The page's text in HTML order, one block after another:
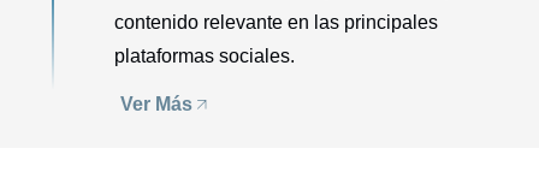
contenido relevante en las principales
plataformas sociales.
Ver Más